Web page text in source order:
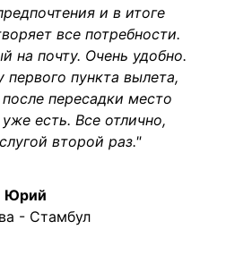
и в итоге
все потребности.
на почту. Очень удобно.
пункта вылета,
пересадки место
есть. Все отлично,
второй раз."
Юрий
- Стамбул